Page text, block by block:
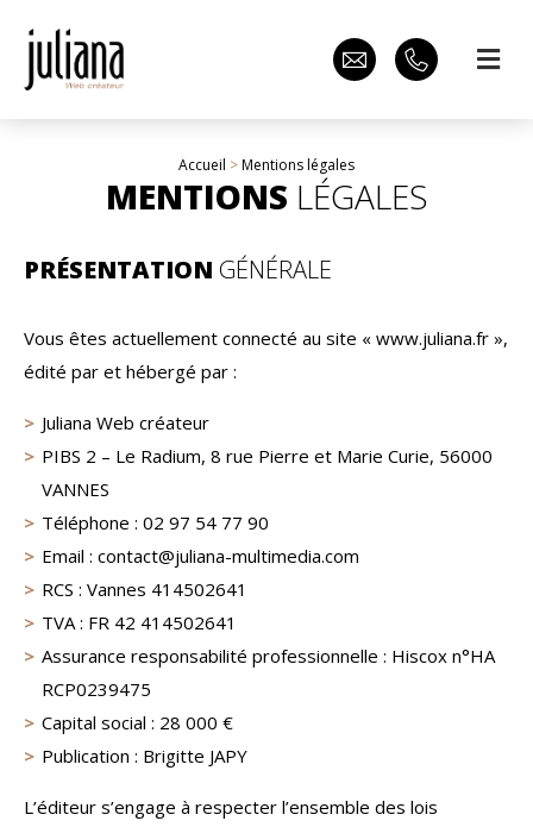
Accueil >Mentions légales
MENTIONS LÉGALES
PRÉSENTATION GÉNÉRALE
Vous êtes actuellement connecté au site « www.juliana.fr »,
édité par et hébergé par :
Juliana Web créateur
PIBS 2 – Le Radium, 8 rue Pierre et Marie Curie, 56000
VANNES
Téléphone : 02 97 54 77 90
Email : contact@juliana-multimedia.com
RCS : Vannes 414502641
TVA : FR 42 414502641
Assurance responsabilité professionnelle : Hiscox n°HA
RCP0239475
Capital social : 28 000 €
Publication : Brigitte JAPY
L’éditeur s’engage à respecter l’ensemble des lois